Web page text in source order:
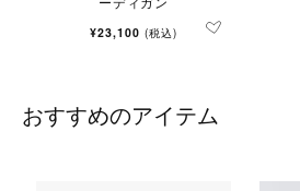
¥23,100 (税込)
おすすめのアイテム